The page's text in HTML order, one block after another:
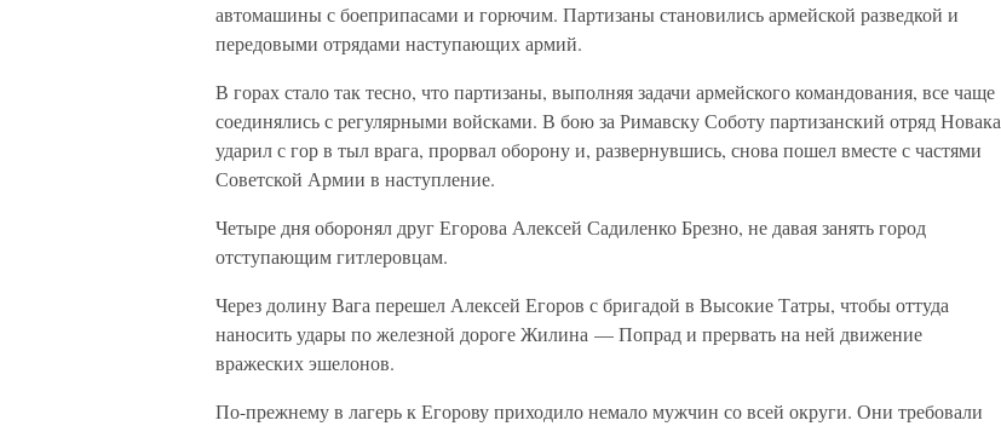
автомашины с боеприпасами и горючим. Партизаны становились армейской разведкой и
передовыми отрядами наступающих армий.
В горах стало так тесно, что партизаны, выполняя задачи армейского командования, все чаще
соединялись с регулярными войсками. В бою за Римавску Соботу партизанский отряд Новака
ударил с гор в тыл врага, прорвал оборону и, развернувшись, снова пошел вместе с частями
Советской Армии в наступление.
Четыре дня оборонял друг Егорова Алексей Садиленко Брезно, не давая занять город
отступающим гитлеровцам.
Через долину Вага перешел Алексей Егоров с бригадой в Высокие Татры, чтобы оттуда
наносить удары по железной дороге Жилина — Попрад и прервать на ней движение
вражеских эшелонов.
По-прежнему в лагерь к Егорову приходило немало мужчин со всей округи. Они требовали